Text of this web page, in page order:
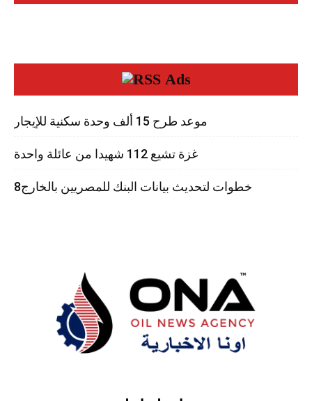
Ads
موعد طرح 15 ألف وحدة سكنية للإيجار
غزة تشيع 112 شهيدا من عائلة واحدة
8خطوات لتحديث بيانات البنك للمصريين بالخارج